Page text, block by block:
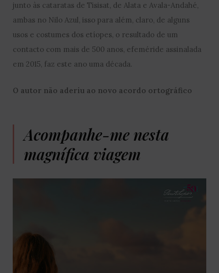
junto às cataratas de Tisisat, de Alata e Avala-Andahé,
ambas no Nilo Azul, isso para além, claro, de alguns
usos e costumes dos etíopes, o resultado de um
contacto com mais de 500 anos, efeméride assinalada
em 2015, faz este ano uma década.
O autor não aderiu ao novo acordo ortográfico
Acompanhe-me nesta
magnífica viagem